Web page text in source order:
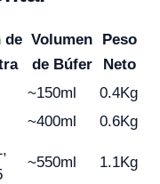
de Volumen
de Búfer
Peso
Neto
~150ml
0.4Kg
~400ml 0.6Kg
~550ml 1.1Kg